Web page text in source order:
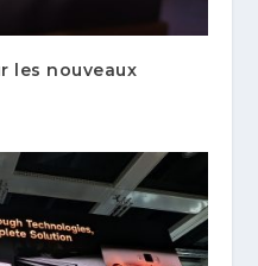
les nouveaux